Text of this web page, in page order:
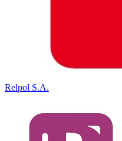
Relpol S.A.